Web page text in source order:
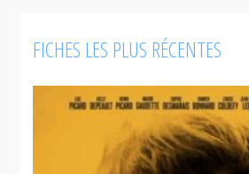
FICHES LES PLUS RÉCENTES